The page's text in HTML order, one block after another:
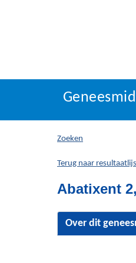
U
hier:
Zoeken
Terug naar
Abatixent
Over dit